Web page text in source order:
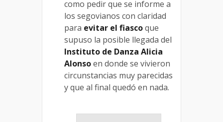
como pedir que se informe a
los segovianos con claridad
para evitar el fiascoque
supuso la posible llegada del
Instituto de Danza Alicia
Alonsoen donde se vivieron
circunstancias muy parecidas
y que al final quedó en nada.